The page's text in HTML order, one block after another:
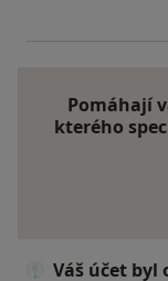
Pomáhají
kterého
Váš účet byl